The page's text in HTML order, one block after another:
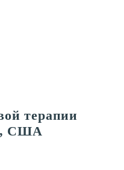
терапии
США